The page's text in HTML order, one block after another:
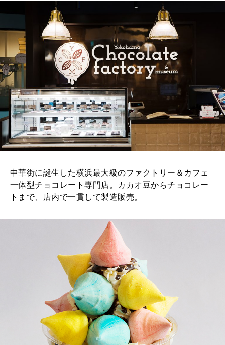
中華街に誕生した横浜最大級のファクトリー＆カフェ
一体型チョコレート専門店。カカオ豆からチョコレー
トまで、店内で一貫して製造販売。